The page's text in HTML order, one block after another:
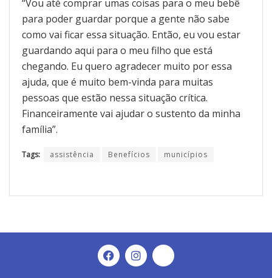
“Vou até comprar umas coisas para o meu bebê
para poder guardar porque a gente não sabe
como vai ficar essa situação. Então, eu vou estar
guardando aqui para o meu filho que está
chegando. Eu quero agradecer muito por essa
ajuda, que é muito bem-vinda para muitas
pessoas que estão nessa situação crítica.
Financeiramente vai ajudar o sustento da minha
família”.
Tags: assistência Benefícios municípios